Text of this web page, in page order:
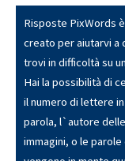
Risposte PixWords
creato per aiutarvi a
trovi in difficoltà su
Hai la possibilità di
il numero di lettere in
parola, l`autore delle
immagini, o le parole